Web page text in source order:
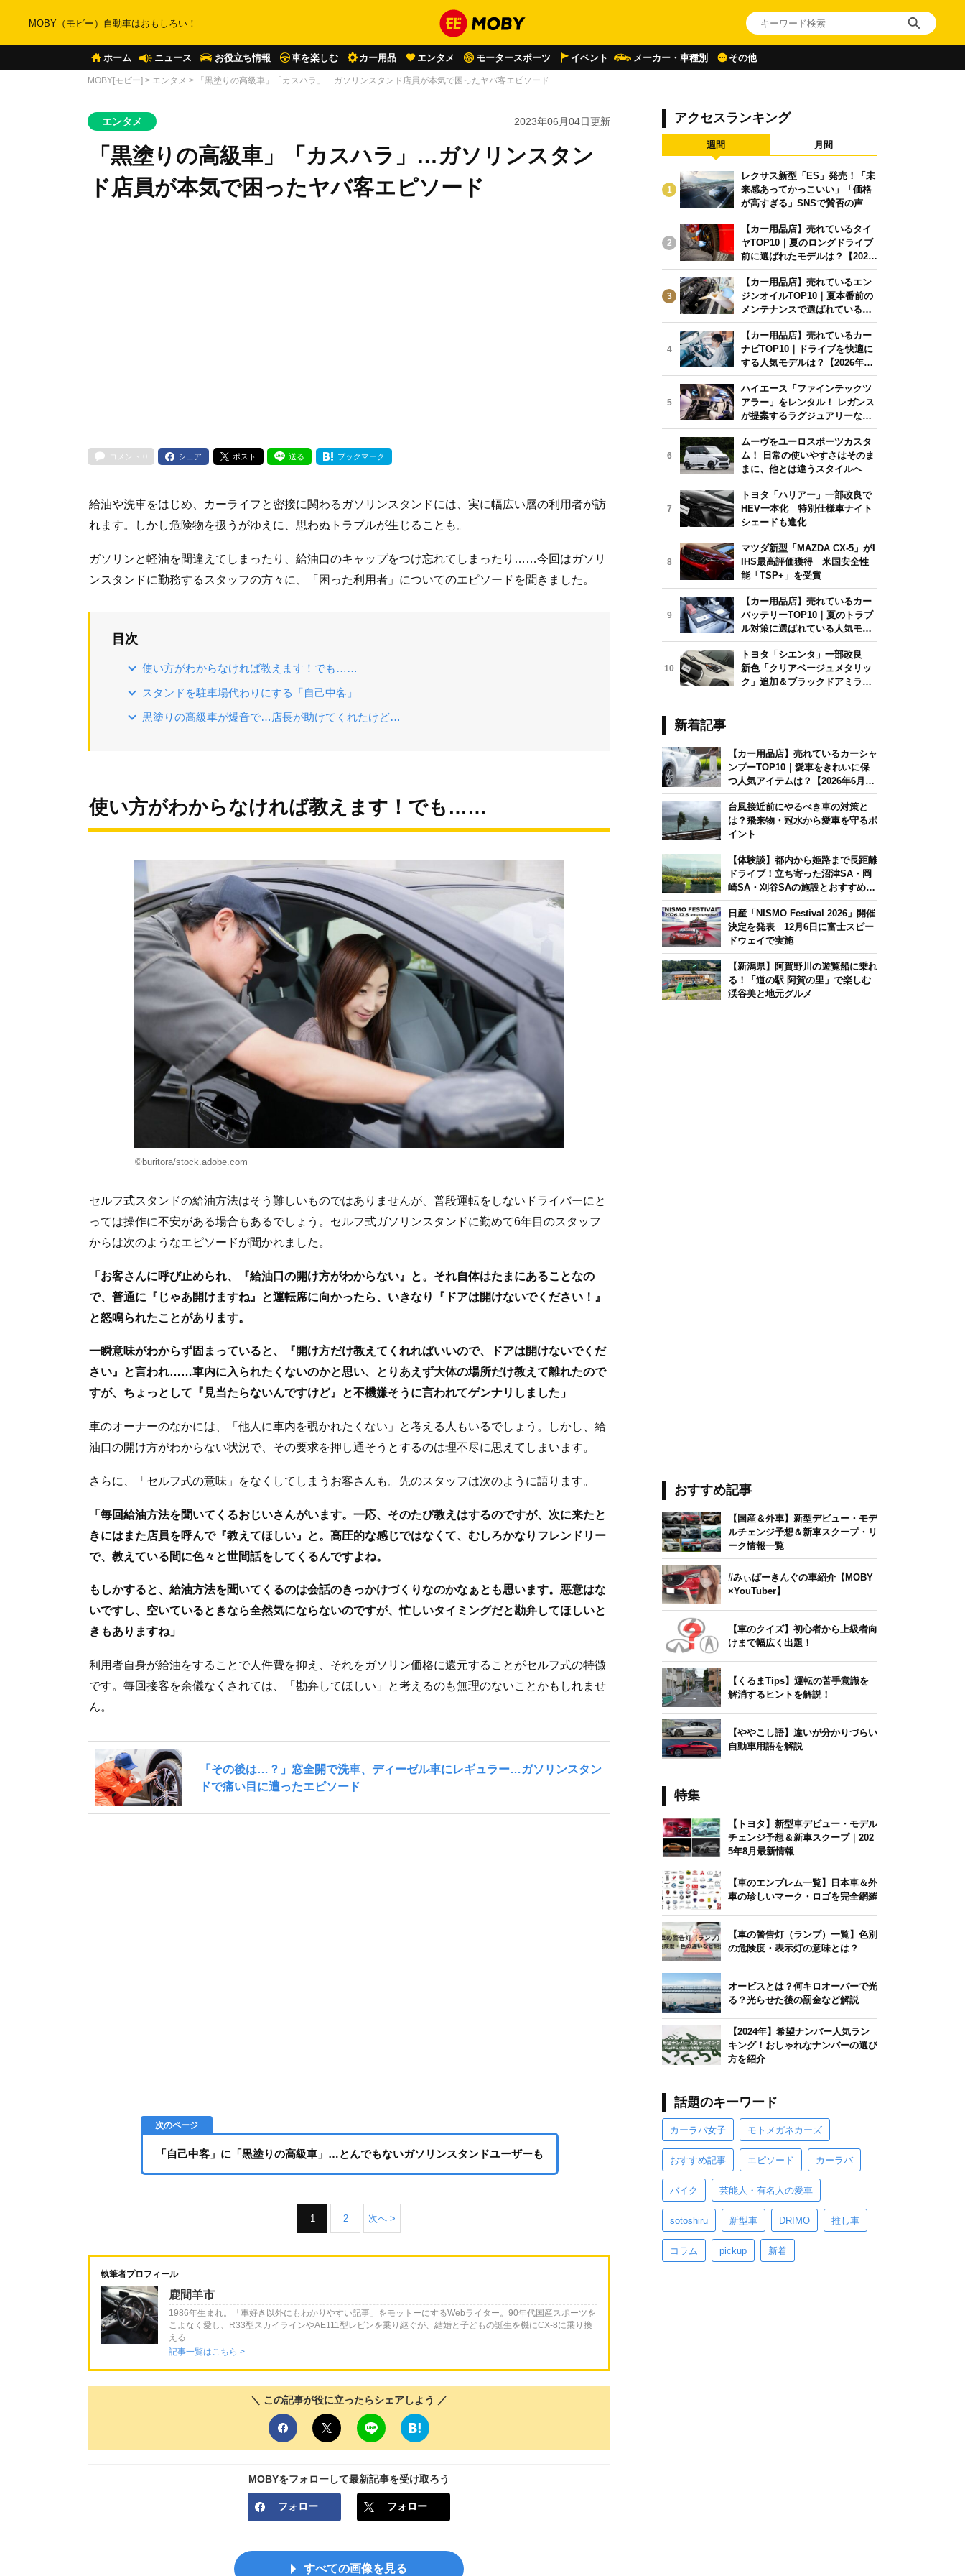
MOBY（モビー）自動車はおもしろい！
ホーム ニュース お役立ち情報 車を楽しむ カー用品 エンタメ モータースポーツ イベント メーカー・車種別 その他
MOBY[モビー] > エンタメ > 「黒塗りの高級車」「カスハラ」…ガソリンスタンド店員が本気で困ったヤバ客エピソード
エンタメ 2023年06月04日更新
「黒塗りの高級車」「カスハラ」…ガソリンスタン
ド店員が本気で困ったヤバ客エピソード
コメント 0 シェア ポスト 送る ブックマーク
給油や洗車をはじめ、カーライフと密接に関わるガソリンスタンドには、実に幅広い層の利用者が訪
れます。しかし危険物を扱うがゆえに、思わぬトラブルが生じることも。
ガソリンと軽油を間違えてしまったり、給油口のキャップをつけ忘れてしまったり……今回はガソリ
ンスタンドに勤務するスタッフの方々に、「困った利用者」についてのエピソードを聞きました。
目次
使い方がわからなければ教えます！でも……
スタンドを駐車場代わりにする「自己中客」
黒塗りの高級車が爆音で…店長が助けてくれたけど…
使い方がわからなければ教えます！でも……
©buritora/stock.adobe.com
セルフ式スタンドの給油方法はそう難しいものではありませんが、普段運転をしないドライバーにと
っては操作に不安がある場合もあるでしょう。セルフ式ガソリンスタンドに勤めて6年目のスタッフ
からは次のようなエピソードが聞かれました。
「お客さんに呼び止められ、『給油口の開け方がわからない』と。それ自体はたまにあることなの
で、普通に『じゃあ開けますね』と運転席に向かったら、いきなり『ドアは開けないでください！』
と怒鳴られたことがあります。
一瞬意味がわからず固まっていると、『開け方だけ教えてくれればいいので、ドアは開けないでくだ
さい』と言われ……車内に入られたくないのかと思い、とりあえず大体の場所だけ教えて離れたので
すが、ちょっとして『見当たらないんですけど』と不機嫌そうに言われてゲンナリしました」
車のオーナーのなかには、「他人に車内を覗かれたくない」と考える人もいるでしょう。しかし、給
油口の開け方がわからない状況で、その要求を押し通そうとするのは理不尽に思えてしまいます。
さらに、「セルフ式の意味」をなくしてしまうお客さんも。先のスタッフは次のように語ります。
「毎回給油方法を聞いてくるおじいさんがいます。一応、そのたび教えはするのですが、次に来たと
きにはまた店員を呼んで『教えてほしい』と。高圧的な感じではなくて、むしろかなりフレンドリー
で、教えている間に色々と世間話をしてくるんですよね。
もしかすると、給油方法を聞いてくるのは会話のきっかけづくりなのかなぁとも思います。悪意はな
いですし、空いているときなら全然気にならないのですが、忙しいタイミングだと勘弁してほしいと
きもありますね」
利用者自身が給油をすることで人件費を抑え、それをガソリン価格に還元することがセルフ式の特徴
です。毎回接客を余儀なくされては、「勘弁してほしい」と考えるのも無理のないことかもしれませ
ん。
「自己中客」に「黒塗りの高級車」…とんでもないガソリンスタンドユーザーも
1 2 次へ >
執筆者プロフィール
鹿間羊市
1986年生まれ。「車好き以外にもわかりやすい記事」をモットーにするWebライター。90年代国産スポーツを
こよなく愛し、R33型スカイラインやAE111型レビンを乗り継ぐが、結婚と子どもの誕生を機にCX-8に乗り換
える...
記事一覧はこちら >
＼ この記事が役に立ったらシェアしよう ／
MOBYをフォローして最新記事を受け取ろう
フォロー フォロー
すべての画像を見る
アクセスランキング
週間 月間
1
レクサス新型「ES」発売！「未
来感あってかっこいい」「価格
が高すぎる」SNSで賛否の声
2
【カー用品店】売れているタイ
ヤTOP10｜夏のロングドライブ
前に選ばれたモデルは？【2026
年6月版】
3
【カー用品店】売れているエン
ジンオイルTOP10｜夏本番前の
メンテナンスで選ばれている人
気モデルは？【2026年6月版】
4
【カー用品店】売れているカー
ナビTOP10｜ドライブを快適に
する人気モデルは？【2026年6
月版】
5
ハイエース「ファインテックツ
アラー」をレンタル！ レガンス
が提案するラグジュアリーな移
動体験
6
ムーヴをユーロスポーツカスタ
ム！ 日常の使いやすさはそのま
まに、他とは違うスタイルへ
7
トヨタ「ハリアー」一部改良で
HEV一本化 特別仕様車ナイト
シェードも進化
8
マツダ新型「MAZDA CX-5」がI
IHS最高評価獲得 米国安全性
能「TSP+」を受賞
9
【カー用品店】売れているカー
バッテリーTOP10｜夏のトラブ
ル対策に選ばれている人気モデ
ルは？【2026年6月版】
10
トヨタ「シエンタ」一部改良
新色「クリアベージュメタリッ
ク」追加＆ブラックドアミラー
新着記事
【カー用品店】売れているカーシャ
ンプーTOP10｜愛車をきれいに保
つ人気アイテムは？【2026年6月
版】
台風接近前にやるべき車の対策と
は？飛来物・冠水から愛車を守るポ
イント
【体験談】都内から姫路まで長距離
ドライブ！立ち寄った沼津SA・岡
崎SA・刈谷SAの施設とおすすめグ
ルメを紹介
日産「NISMO Festival 2026」開催
決定を発表 12月6日に富士スピー
ドウェイで実施
【新潟県】阿賀野川の遊覧船に乗れ
る！「道の駅 阿賀の里」で楽しむ
渓谷美と地元グルメ
おすすめ記事
【国産＆外車】新型デビュー・モデ
ルチェンジ予想＆新車スクープ・リ
ーク情報一覧
#みぃぱーきんぐの車紹介【MOBY
×YouTuber】
【車のクイズ】初心者から上級者向
けまで幅広く出題！
【くるまTips】運転の苦手意識を
解消するヒントを解説！
【ややこし語】違いが分かりづらい
自動車用語を解説
特集
【トヨタ】新型車デビュー・モデル
チェンジ予想＆新車スクープ｜202
5年8月最新情報
【車のエンブレム一覧】日本車＆外
車の珍しいマーク・ロゴを完全網羅
【車の警告灯（ランプ）一覧】色別
の危険度・表示灯の意味とは？
オービスとは？何キロオーバーで光
る？光らせた後の罰金など解説
【2024年】希望ナンバー人気ラン
キング！おしゃれなナンバーの選び
方を紹介
話題のキーワード
カーラバ女子 モトメガネカーズ
おすすめ記事 エピソード カーラバ
バイク 芸能人・有名人の愛車
sotoshiru 新型車 DRIMO 推し車
コラム pickup 新着